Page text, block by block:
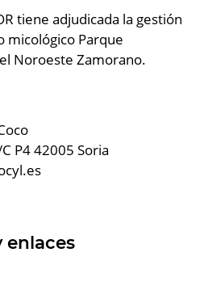
tiene adjudicada la gestión
micológico Parque
Noroeste Zamorano.
P4 42005 Soria
enlaces